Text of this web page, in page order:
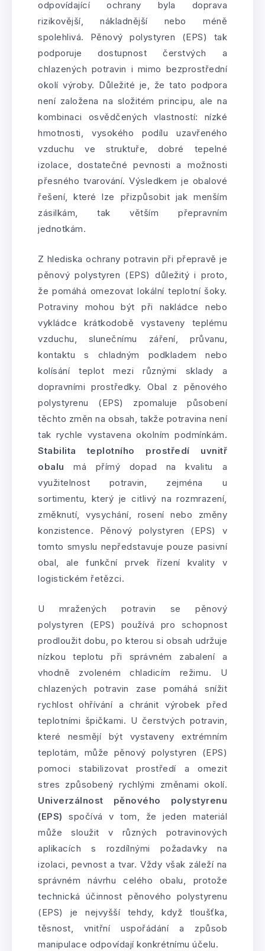
odpovídající ochrany byla doprava
rizikovější, nákladnější nebo méně
spolehlivá. Pěnový polystyren (EPS) tak
podporuje dostupnost čerstvých a
chlazených potravin i mimo bezprostřední
okolí výroby. Důležité je, že tato podpora
není založena na složitém principu, ale na
kombinaci osvědčených vlastností: nízké
hmotnosti, vysokého podílu uzavřeného
vzduchu ve struktuře, dobré tepelné
izolace, dostatečné pevnosti a možnosti
přesného tvarování. Výsledkem je obalové
řešení, které lze přizpůsobit jak menším
zásilkám, tak větším přepravním
jednotkám.
Z hlediska ochrany potravin při přepravě je
pěnový polystyren (EPS) důležitý i proto,
že pomáhá omezovat lokální teplotní šoky.
Potraviny mohou být při nakládce nebo
vykládce krátkodobě vystaveny teplému
vzduchu, slunečnímu záření, průvanu,
kontaktu s chladným podkladem nebo
kolísání teplot mezi různými sklady a
dopravními prostředky. Obal z pěnového
polystyrenu (EPS) zpomaluje působení
těchto změn na obsah, takže potravina není
tak rychle vystavena okolním podmínkám.
Stabilita teplotního prostředí uvnitř
obalu má přímý dopad na kvalitu a
využitelnost potravin, zejména u
sortimentu, který je citlivý na rozmrazení,
změknutí, vysychání, rosení nebo změny
konzistence. Pěnový polystyren (EPS) v
tomto smyslu nepředstavuje pouze pasivní
obal, ale funkční prvek řízení kvality v
logistickém řetězci.
U mražených potravin se pěnový
polystyren (EPS) používá pro schopnost
prodloužit dobu, po kterou si obsah udržuje
nízkou teplotu při správném zabalení a
vhodně zvoleném chladicím režimu. U
chlazených potravin zase pomáhá snížit
rychlost ohřívání a chránit výrobek před
teplotními špičkami. U čerstvých potravin,
které nesmějí být vystaveny extrémním
teplotám, může pěnový polystyren (EPS)
pomoci stabilizovat prostředí a omezit
stres způsobený rychlými změnami okolí.
Univerzálnost pěnového polystyrenu
(EPS) spočívá v tom, že jeden materiál
může sloužit v různých potravinových
aplikacích s rozdílnými požadavky na
izolaci, pevnost a tvar. Vždy však záleží na
správném návrhu celého obalu, protože
technická účinnost pěnového polystyrenu
(EPS) je nejvyšší tehdy, když tloušťka,
těsnost, vnitřní uspořádání a způsob
manipulace odpovídají konkrétnímu účelu.